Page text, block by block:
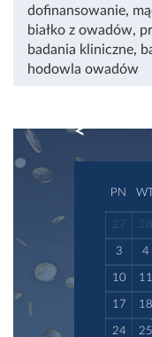
dofinansowanie,
białko z owadów,
badania kliniczne,
hodowla owadów
PN
27 28
3 4
10 11
17 18
24 25